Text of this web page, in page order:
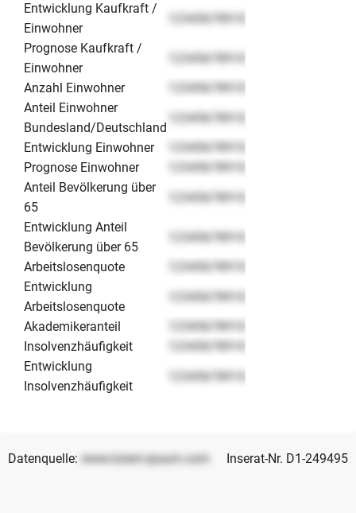
Entwicklung Kaufkraft /
Einwohner
12345678910
Prognose Kaufkraft /
Einwohner
12345678910
Anzahl Einwohner
12345678910
Anteil Einwohner
Bundesland/Deutschland
12345678910
Entwicklung Einwohner
12345678910
Prognose Einwohner
12345678910
Anteil Bevölkerung über
65
12345678910
Entwicklung Anteil
Bevölkerung über 65
12345678910
Arbeitslosenquote
12345678910
Entwicklung
Arbeitslosenquote
12345678910
Akademikeranteil
12345678910
Insolvenzhäufigkeit
12345678910
Entwicklung
Insolvenzhäufigkeit
12345678910
Datenquelle: www.lorem-ipsum.com Inserat-Nr. D1-249495